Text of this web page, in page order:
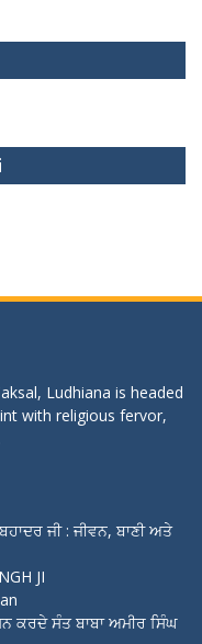
Ludhiana is headed
with religious fervor,
ਜੀ : ਜੀਵਨ, ਬਾਣੀ ਅਤੇ
JI
ਕਰਦੇ ਸੰਤ ਬਾਬਾ ਅਮੀਰ ਸਿੰਘ